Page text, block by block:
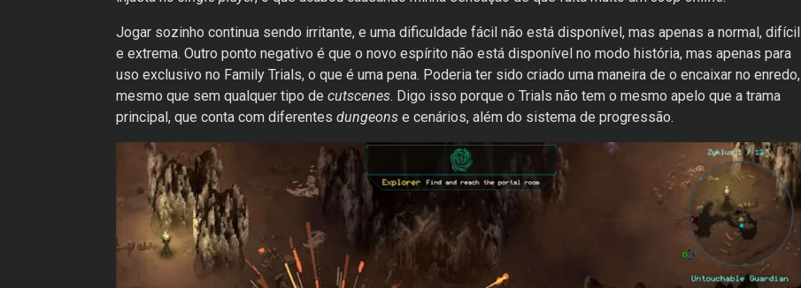
Jogar sozinho continua sendo irritante, e uma dificuldade fácil não está disponível, mas apenas a normal, difícil
e extrema. Outro ponto negativo é que o novo espírito não está disponível no modo história, mas apenas para
uso exclusivo no Family Trials, o que é uma pena. Poderia ter sido criado uma maneira de o encaixar no enredo,
mesmo que sem qualquer tipo de cutscenes. Digo isso porque o Trials não tem o mesmo apelo que a trama
principal, que conta com diferentes dungeons e cenários, além do sistema de progressão.